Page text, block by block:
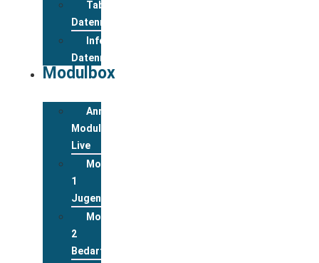
Tabelle
Datenreview
Informationen
Datenreview
Modulbox
Anmeldung
Modulbox
Live
Modul
1
Jugend
Modul
2
Bedarfslagen